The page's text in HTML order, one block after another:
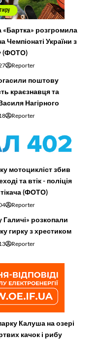
«Бартка» розгромила
Чемпіонаті України з
(ФОТО)
Reporter
поштову
краєзнавця та
Нагірного
Reporter
мотоцикліст збив
та втік - поліція
(ФОТО)
Reporter
розкопали
гирку з хрестиком
Reporter
Калуша на озері
качок і рибу